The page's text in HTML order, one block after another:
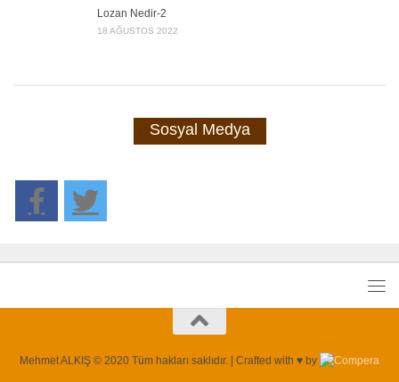
Lozan Nedir-2
18 AĞUSTOS 2022
Sosyal Medya
Mehmet ALKIŞ © 2020 Tüm hakları saklıdır. | Crafted with ♥ by